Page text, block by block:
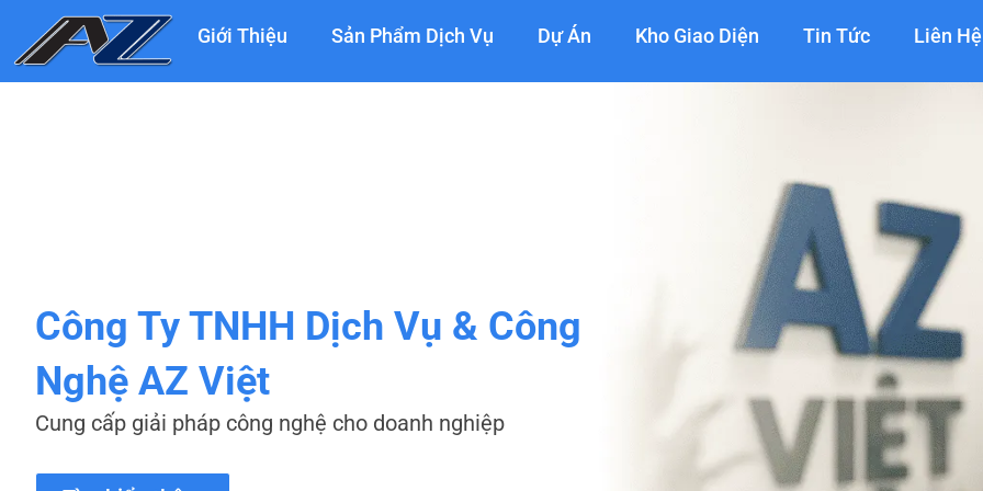
nội
Giới Thiệu Sản Phẩm Dịch Vụ Dự Án Kho Giao Diện Tin Tức Liên Hệ
Công Ty TNHH Dịch Vụ & Công
Nghệ AZ Việt
Cung cấp giải pháp công nghệ cho doanh nghiệp